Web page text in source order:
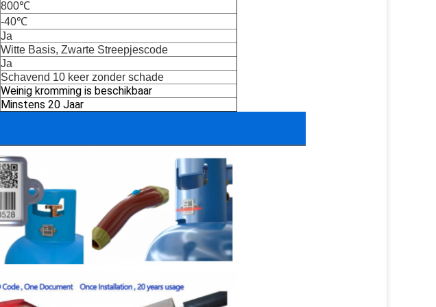
800℃
-40℃
Ja
Witte Basis, Zwarte Streepjescode
Ja
Schavend 10 keer zonder schade
Weinig kromming is beschikbaar
Minstens 20 Jaar